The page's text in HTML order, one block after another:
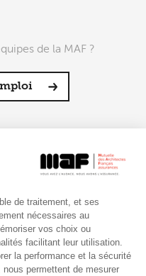
de traitement, et ses
nécessaires au
vos choix ou
facilitant leur utilisation.
la performance et la sécurité
permettent de mesurer
de la MAF ?